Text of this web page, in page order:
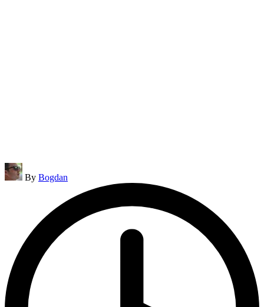
Posted
by
By Bogdan